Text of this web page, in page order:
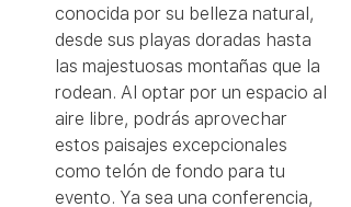
conocida por su belleza natural,
desde sus playas doradas hasta
las majestuosas montañas que la
rodean. Al optar por un espacio al
aire libre, podrás aprovechar
estos paisajes excepcionales
como telón de fondo para tu
evento. Ya sea una conferencia,